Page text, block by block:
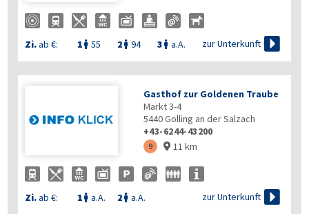
Zi.ab €: 1  55 2  94 3  a.A. zur Unterkunft 
Gasthof zur Goldenen Traube
Markt 3-4
5440Golling an der Salzach
+43-6244-43200
9  11 km
Zi.ab €: 1  a.A. 2  a.A. zur Unterkunft 